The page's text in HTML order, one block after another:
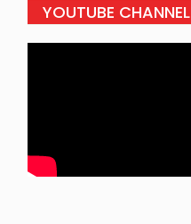
YOUTUBE CHANNEL